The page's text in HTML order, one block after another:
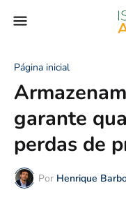
Página inicial
garante
perdas de
Por Henrique